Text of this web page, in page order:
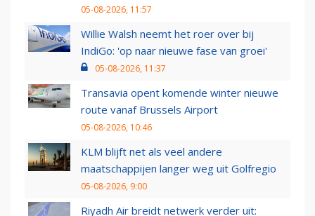
05-08-2026, 11:57
Willie Walsh neemt het roer over bij
IndiGo: 'op naar nieuwe fase van groei'
05-08-2026, 11:37
Transavia opent komende winter nieuwe
route vanaf Brussels Airport
05-08-2026, 10:46
KLM blijft net als veel andere
maatschappijen langer weg uit Golfregio
05-08-2026, 9:00
Riyadh Air breidt netwerk verder uit: